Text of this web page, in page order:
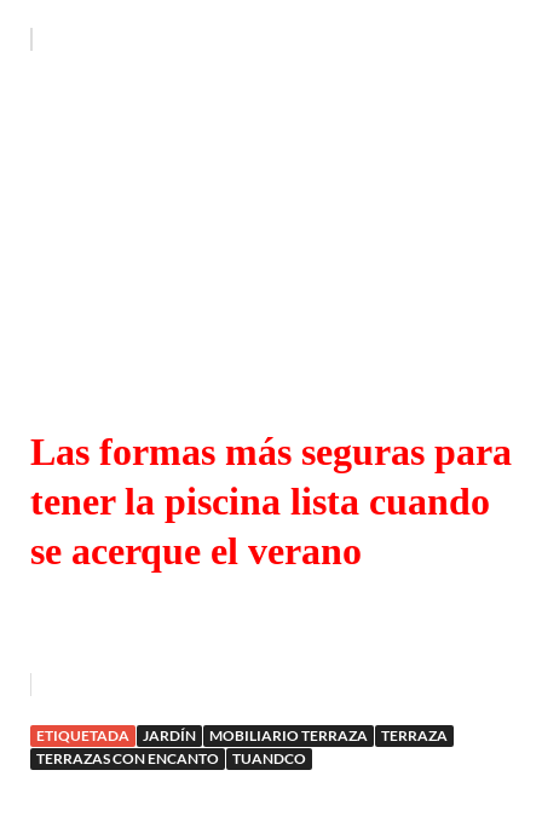
Las formas más seguras para
tener la piscina lista cuando
se acerque el verano
ETIQUETADA JARDÍN MOBILIARIO TERRAZA
TERRAZA
TERRAZAS CON ENCANTO
TUANDCO